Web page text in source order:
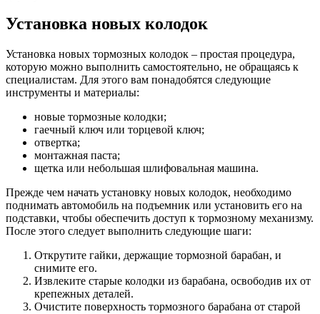
Установка новых колодок
Установка новых тормозных колодок – простая процедура,
которую можно выполнить самостоятельно, не обращаясь к
специалистам. Для этого вам понадобятся следующие
инструменты и материалы:
новые тормозные колодки;
гаечный ключ или торцевой ключ;
отвертка;
монтажная паста;
щетка или небольшая шлифовальная машина.
Прежде чем начать установку новых колодок, необходимо
поднимать автомобиль на подъемник или установить его на
подставки, чтобы обеспечить доступ к тормозному механизму.
После этого следует выполнить следующие шаги:
Открутите гайки, держащие тормозной барабан, и
снимите его.
Извлеките старые колодки из барабана, освободив их от
крепежных деталей.
Очистите поверхность тормозного барабана от старой